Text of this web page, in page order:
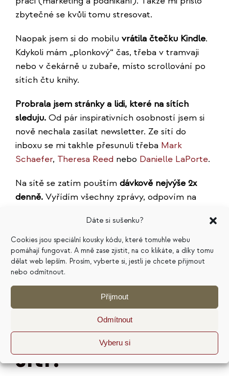
Dáte si sušenku?
Cookies jsou speciální kousky kódu, které tomuhle webu
pomáhají fungovat. A mně zase zjistit, na co klikáte, a díky tomu
dělat web lepším. Prosím, vyberte si, jestli je chcete přijmout
nebo odmítnout.
Přijmout
Odmítnout
Vyberu si
zbytečné se kvůli tomu stresovat.
Naopak jsem si do mobilu vrátila čtečku Kindle.
Kdykoli mám „plonkový“ čas, třeba v tramvaji
nebo v čekárně u zubaře, místo scrollování po
sítích čtu knihy.
Probrala jsem stránky a lidi, které na sítích
sleduju.Od pár inspirativních osobností jsem si
nově nechala zasílat newsletter. Ze sítí do
inboxu se mi takhle přesunuli třeba Mark
Schaefer, Theresa Reed nebo Danielle LaPorte.
Na sítě se zatím pouštím dávkově nejvýše 2x
denně.Vyřídím všechny zprávy, odpovím na
oblíbených skupin… a pak to zase vypnu. Vlastní
příspěvky nastavuju jednou za týden přes
plánovacínástroj Buffer.
Jde podnikat
bez sociálních
sítí?